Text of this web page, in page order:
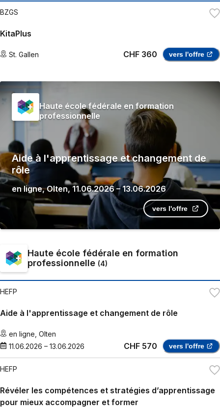
BZGS
KitaPlus
St. Gallen CHF 360 vers l'offre
Haute école fédérale en formation
professionnelle
Aide à l'apprentissage et changement de
rôle
en ligne,Olten,11.06.2026–13.06.2026
vers l'offre
Haute école fédérale en formation
professionnelle (4)
HEFP
Aide à l'apprentissage et changement de rôle
en ligne Olten
11.06.2026 – 13.06.2026 CHF 570 vers l'offre
HEFP
Révéler les compétences et stratégies d’apprentissage
pour mieux accompagner et former